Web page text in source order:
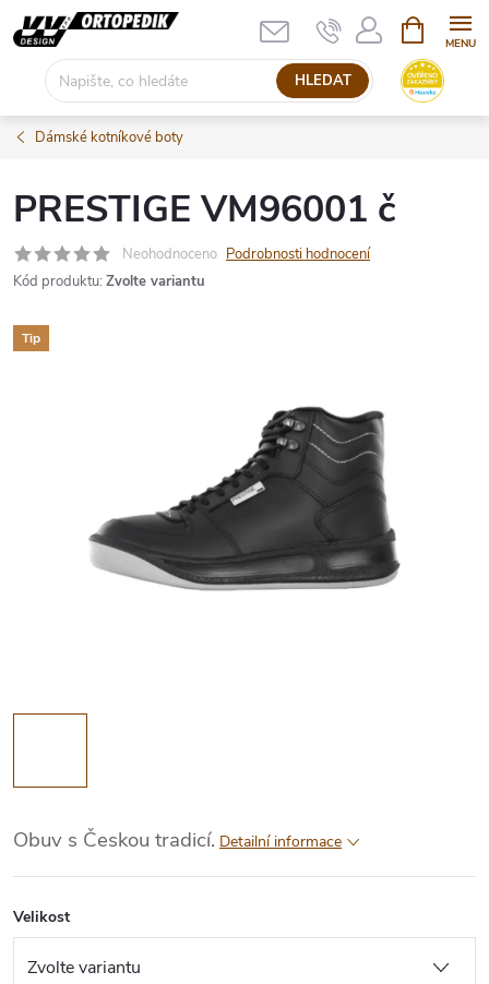
Přejít
na
HLEDAT
NÁKUPNÍ
KOŠÍK
Dámské kotníkové boty
PRESTIGE VM96001 č
Neohodnoceno Podrobnosti hodnocení
Kód produktu: Zvolte variantu
Tip
Obuv s Českou tradicí. Detailní informace
Velikost